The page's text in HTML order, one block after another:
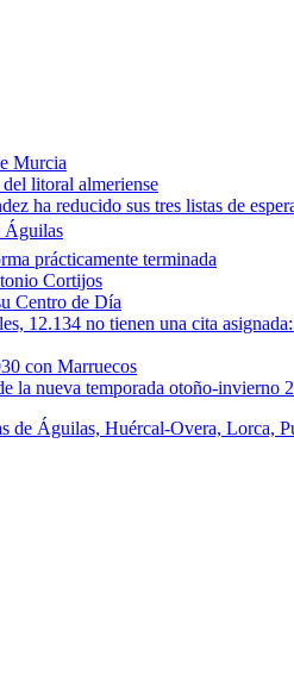
Murcia
litoral almeriense
ha reducido sus tres listas de
Águilas
prácticamente terminada
Cortijos
Centro de Día
12.134 no tienen una cita
con Marruecos
la nueva temporada otoño-invierno
de Águilas, Huércal-Overa, Lorca,